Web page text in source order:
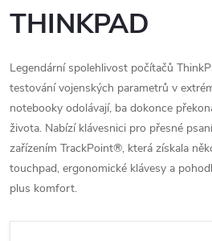
THINKPAD
Legendární spolehlivost počítačů
testování vojenských parametrů v
notebooky odolávají, ba dokonce
života. Nabízí klávesnici pro přesné
zařízením TrackPoint®, která získala
touchpad, ergonomické klávesy a
plus komfort.